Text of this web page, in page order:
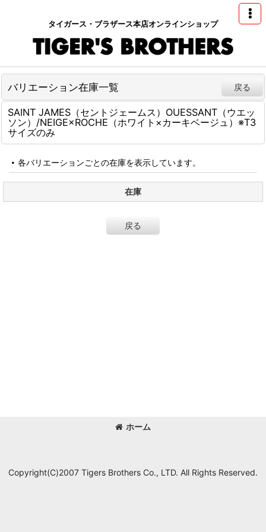
タイガース・ブラザース本店オンラインショップ
バリエーション在庫一覧 戻る
SAINT JAMES（セントジェームス）OUESSANT（ウエッ
ソン）/NEIGE×ROCHE（ホワイト×カーキベージュ）※T3
サイズのみ
各バリエーションごとの在庫を表示しています。
在庫
戻る
ホーム
Copyright(C)2007 Tigers Brothers Co., LTD. All Rights Reserved.